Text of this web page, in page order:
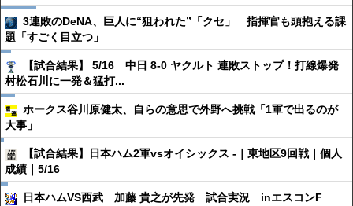
3連敗のDeNA、巨人に“狙われた”「クセ」 指揮官も頭抱える課
題「すごく目立つ」
【試合結果】 5/16 中日 8-0 ヤクルト 連敗ストップ！打線爆発
村松石川に一発＆猛打...
ホークス谷川原健太、自らの意思で外野へ挑戦「1軍で出るのが
大事」
【試合結果】日本ハム2軍vsオイシックス -｜東地区9回戦｜個人
成績｜5/16
日本ハムVS西武 加藤 貴之が先発 試合実況 inエスコンF